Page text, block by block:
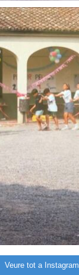
Veure tot a Instagram